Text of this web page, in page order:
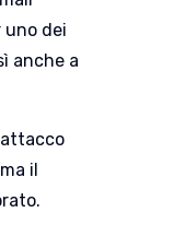
uno dei
anche a
il